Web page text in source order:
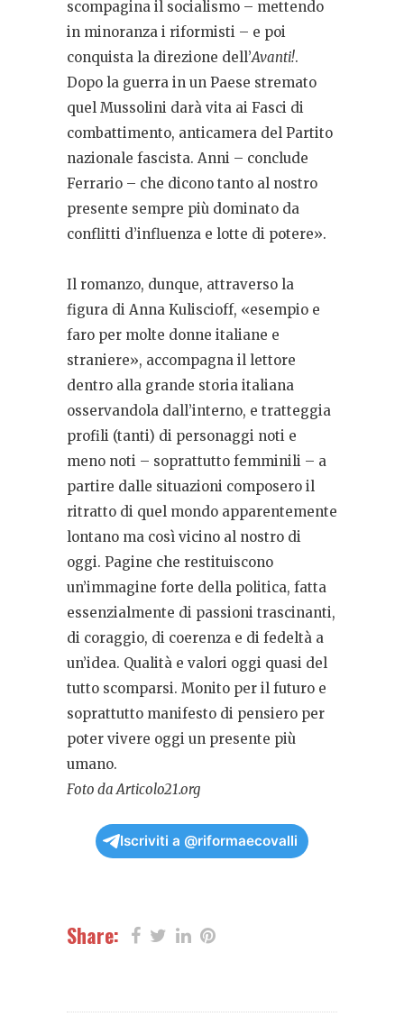
scompagina il socialismo – mettendo
in minoranza i riformisti – e poi
conquista la direzione dell’Avanti!.
Dopo la guerra in un Paese stremato
quel Mussolini darà vita ai Fasci di
combattimento, anticamera del Partito
nazionale fascista. Anni – conclude
Ferrario – che dicono tanto al nostro
presente sempre più dominato da
conflitti d’influenza e lotte di potere».
Il romanzo, dunque, attraverso la
figura di Anna Kuliscioff, «esempio e
faro per molte donne italiane e
straniere», accompagna il lettore
dentro alla grande storia italiana
osservandola dall’interno, e tratteggia
profili (tanti) di personaggi noti e
meno noti – soprattutto femminili – a
partire dalle situazioni composero il
ritratto di quel mondo apparentemente
lontano ma così vicino al nostro di
oggi. Pagine che restituiscono
un’immagine forte della politica, fatta
essenzialmente di passioni trascinanti,
di coraggio, di coerenza e di fedeltà a
un’idea. Qualità e valori oggi quasi del
tutto scomparsi. Monito per il futuro e
soprattutto manifesto di pensiero per
poter vivere oggi un presente più
umano.
Foto da Articolo21.org
Iscriviti a @riformaecovalli
Share: